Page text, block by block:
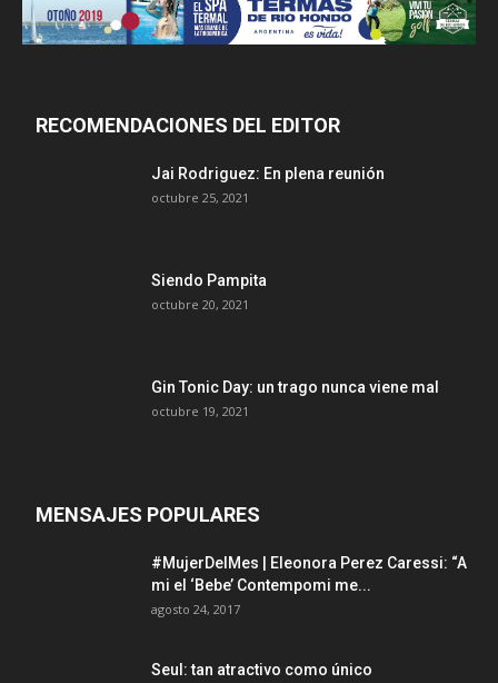
RECOMENDACIONES DEL EDITOR
Jai Rodriguez: En plena reunión
octubre 25, 2021
Siendo Pampita
octubre 20, 2021
Gin Tonic Day: un trago nunca viene mal
octubre 19, 2021
MENSAJES POPULARES
#MujerDelMes | Eleonora Perez Caressi: “A
mi el ‘Bebe’ Contempomi me...
agosto 24, 2017
Seul: tan atractivo como único